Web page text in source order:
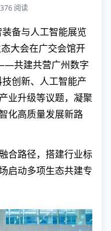
阅读
备与人工智能展览
大会在广交会馆开
共建共营广州数字
创新、人工智能产
业升级等议题，凝聚
化高质量发展新路
合路径，搭建行业标
启动多项生态共建专